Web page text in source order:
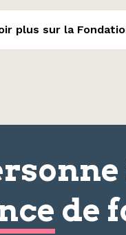
plus sur la
de